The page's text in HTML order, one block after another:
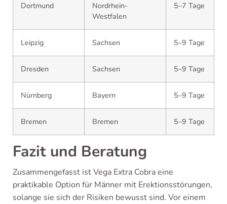
Dortmund
Nordrhein-
Westfalen
5–7 Tage
Leipzig Sachsen 5–9 Tage
Dresden Sachsen 5–9 Tage
Nürnberg Bayern 5–9 Tage
Bremen Bremen 5–9 Tage
Fazit und Beratung
Zusammengefasst ist Vega Extra Cobra eine
praktikable Option für Männer mit Erektionsstörungen,
solange sie sich der Risiken bewusst sind. Vor einem